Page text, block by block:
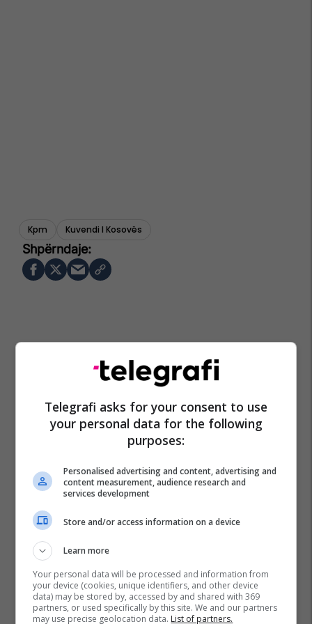
Kpm Kuvendi I Kosovës
Telegrafi asks for your consent to use
your personal data for the following
purposes:
Personalised advertising and content, advertising and
content measurement, audience research and
services development
Store and/or access information on a device
Learn more
Your personal data will be processed and information from
your device (cookies, unique identifiers, and other device
data) may be stored by, accessed by and shared with 369
partners, or used specifically by this site. We and our partners
may use precise geolocation data. List of partners.